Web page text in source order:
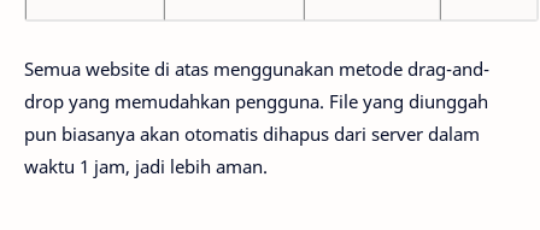
Semua website di atas menggunakan metode drag-and-
drop yang memudahkan pengguna. File yang diunggah
pun biasanya akan otomatis dihapus dari server dalam
waktu 1 jam, jadi lebih aman.